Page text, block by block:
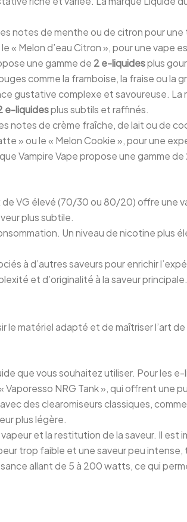
notes de menthe ou de citron pour
« Melon d’eau Citron », pour une
une gamme de 2 e-liquidesplus
comme la framboise, la fraise ou la
complexe et savoureuse. La
e-liquidesplus subtils et raffinés.
notes de crème fraîche, de lait ou de
» ou le « Melon Cookie », pour une
Vampire Vape propose une gamme de
VG élevé (70/30 ou 80/20) offre une
plus subtile.
Un niveau de nicotine plus
à d’autres saveurs pour enrichir
et d’originalité à la saveur principale.
le matériel adapté et de maîtriser l’art
que vous souhaitez utiliser. Pour les
Vaporesso NRG Tank », qui offrent une
des clearomiseurs classiques,
plus légère.
et la restitution de la saveur. Il est
trop faible et une saveur peu
allant de 5 à 200 watts, ce qui